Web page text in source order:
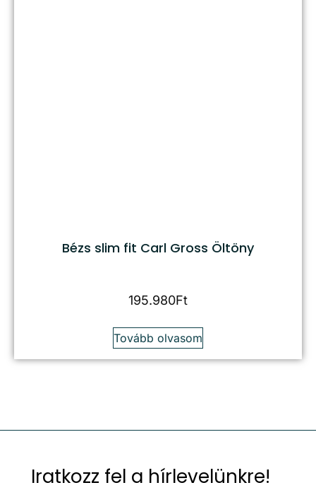
Bézs slim fit Carl Gross Öltöny
195.980Ft
Tovább olvasom
Iratkozz fel a hírlevelünkre!